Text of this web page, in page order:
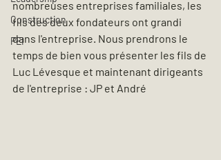
Construction
PEI
nombreuses entreprises familiales, les
fils des deux fondateurs ont grandi
dans l'entreprise. Nous prendrons le
temps de bien vous présenter les fils de
Luc Lévesque et maintenant dirigeants
de l'entreprise : JP et André